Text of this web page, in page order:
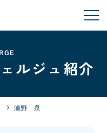
ルジュ紹介
浦野 泉